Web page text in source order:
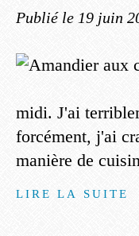
Publié le 19 juin
midi. J'ai
forcément, j'ai
manière de
LIRE LA SUITE